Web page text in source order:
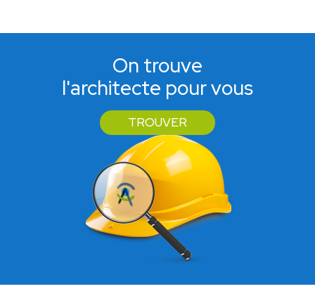
On trouve
l'architecte pour vous
TROUVER